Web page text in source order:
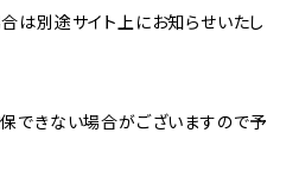
は別途サイト上にお知らせいたし
できない場合がございますので予